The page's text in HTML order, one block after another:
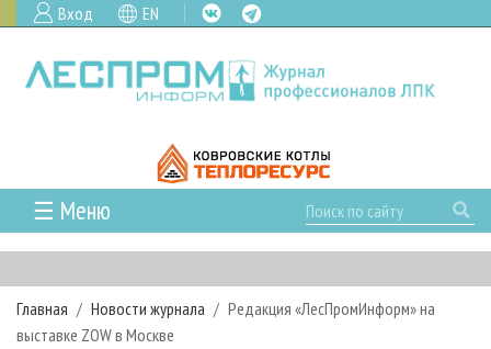
Вход EN
☰ Меню
ГЛАВНАЯ
РУБРИКИ И ТЕМЫ
РУБРИКИ ЖУРНАЛА
НОВОСТИ
Главная Новости журнала
Редакция «ЛесПромИнформ» на
выставке ZOW в Москве